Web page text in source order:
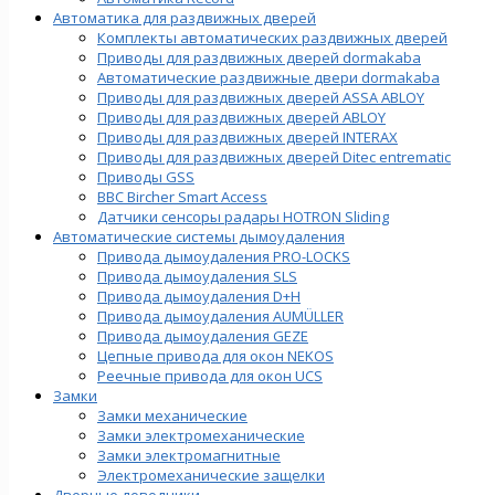
Автоматика для раздвижных дверей
Комплекты автоматических раздвижных дверей
Приводы для раздвижных дверей dormakaba
Автоматические раздвижные двери dormakaba
Приводы для раздвижных дверей ASSA ABLOY
Приводы для раздвижных дверей ABLOY
Приводы для раздвижных дверей INTERAX
Приводы для раздвижных дверей Ditec entrematic
Приводы GSS
BBC Bircher Smart Access
Датчики сенсоры радары HOTRON Sliding
Автоматические системы дымоудаления
Привода дымоудаления PRO-LOCKS
Привода дымоудаления SLS
Привода дымоудаления D+H
Привода дымоудаления AUMÜLLER
Привода дымоудаления GEZE
Цепные привода для окон NEKOS
Реечные привода для окон UСS
Замки
Замки механические
Замки электромеханические
Замки электромагнитные
Электромеханические защелки